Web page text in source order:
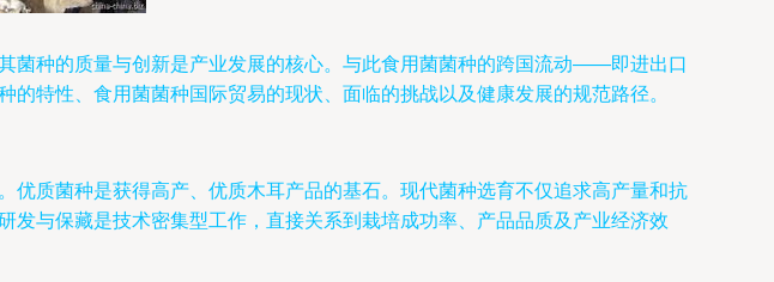
菌种的质量与创新是产业发展的核心。与此食用菌菌种的跨国流动——即进出口
特性、食用菌菌种国际贸易的现状、面临的挑战以及健康发展的规范路径。
质菌种是获得高产、优质木耳产品的基石。现代菌种选育不仅追求高产量和抗
与保藏是技术密集型工作，直接关系到栽培成功率、产品品质及产业经济效